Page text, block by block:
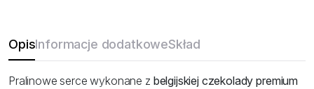
OpisInformacje dodatkoweSkład
Pralinowe serce wykonane z belgijskiej czekoladypremium